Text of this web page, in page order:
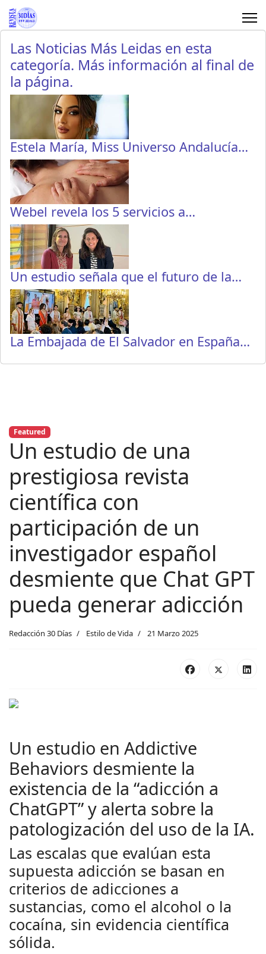
Las Noticias Más Leidas en esta
categoría. Más información al final de
la página.
Estela María, Miss Universo Andalucía…
Webel revela los 5 servicios a…
Un estudio señala que el futuro de la…
La Embajada de El Salvador en España…
Featured
Un estudio de una
prestigiosa revista
científica con
participación de un
investigador español
desmiente que Chat GPT
pueda generar adicción
Redacción 30 Días Estilo de Vida 21 Marzo 2025
Un estudio en Addictive
Behaviors desmiente la
existencia de la “adicción a
ChatGPT” y alerta sobre la
patologización del uso de la IA.
Las escalas que evalúan esta
supuesta adicción se basan en
criterios de adicciones a
sustancias, como el alcohol o la
cocaína, sin evidencia científica
sólida.